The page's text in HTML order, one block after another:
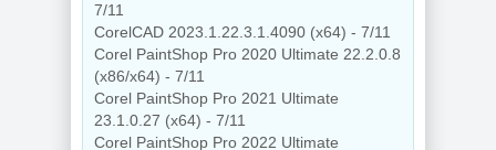
7/11
CorelCAD 2023.1.22.3.1.4090 (x64) - 7/11
Corel PaintShop Pro 2020 Ultimate 22.2.0.8
(x86/x64) - 7/11
Corel PaintShop Pro 2021 Ultimate
23.1.0.27 (x64) - 7/11
Corel PaintShop Pro 2022 Ultimate